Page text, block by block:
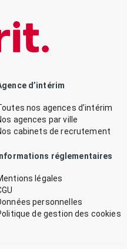
d’intérim
nos agences d’intérim
agences par ville
cabinets de recrutement
Informations réglementaires
légales
personnelles
de gestion des cookies